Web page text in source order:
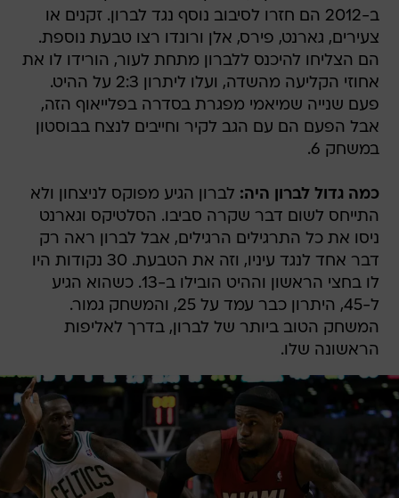
ב-2012 הם חזרו לסיבוב נוסף נגד לברון. זקנים או
צעירים, גארנט, פירס, אלן ורונדו רצו טבעת נוספת.
הם הצליחו להיכנס ללברון מתחת לעור, הורידו לו את
אחוזי הקליעה מהשדה, ועלו ליתרון 2:3 על ההיט.
פעם שנייה שמיאמי מפגרת בסדרה בפלייאוף הזה,
אבל הפעם הם עם הגב לקיר וחייבים לנצח בבוסטון
במשחק 6.
כמה גדול לברון היה: לברון הגיע מפוקס לניצחון ולא
התייחס לשום דבר שקרה סביבו. הסלטיקס וגארנט
ניסו את כל התרגילים הרגילים, אבל לברון ראה רק
דבר אחד לנגד עיניו, וזה את הטבעת. 30 נקודות היו
לו בחצי הראשון וההיט הובילו ב-13. כשהוא הגיע
ל-45, היתרון כבר עמד על 25, והמשחק גמור.
המשחק הטוב ביותר של לברון, בדרך לאליפות
הראשונה שלו.